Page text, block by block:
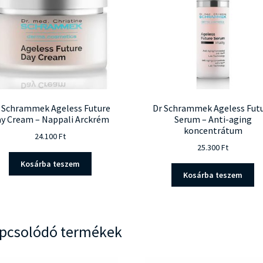
Ageless Future
Cream – Nappali Arckrém
24.100Ft
Kosárba teszem
Dr Schrammek Ageless
Serum – Anti-aging
koncentrátum
25.300Ft
Kosárba teszem
termékek